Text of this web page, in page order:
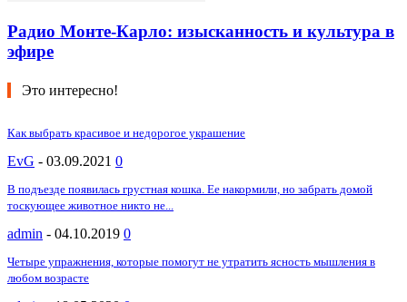
Радио Монте-Карло: изысканность и культура в
эфире
Это интересно!
Как выбрать красивое и недорогое украшение
EvG - 03.09.2021 0
В подъезде появилась грустная кошка. Ее накормили, но забрать домой
тоскующее животное никто не...
admin - 04.10.2019 0
Четыре упражнения, которые помогут не утратить ясность мышления в
любом возрасте